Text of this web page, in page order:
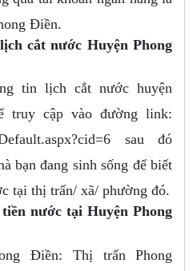
Điền.
cắt nước Huyện Phong
lịch cắt nước huyện
truy cập vào đường link:
Default.aspx?cid=6 sau đó
bạn đang sinh sống để biết
tại thị trấn/ xã/ phường đó.
nước tại Huyện Phong
Điền: Thị trấn Phong